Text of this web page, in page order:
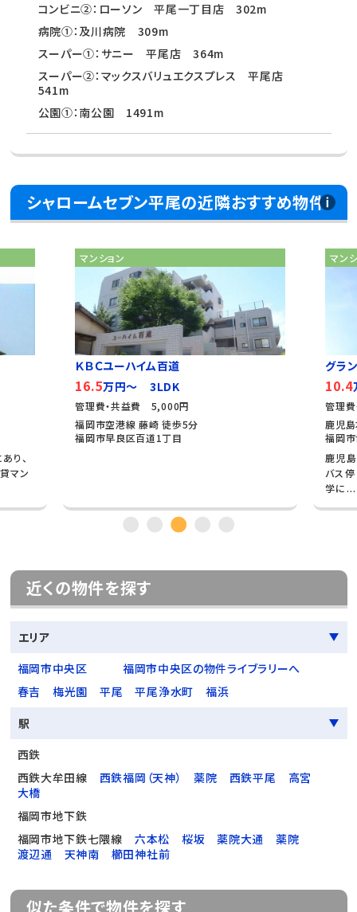
コンビニ②：ローソン 平尾一丁目店 302m
病院①：及川病院 309m
スーパー①：サニー 平尾店 364m
スーパー②：マックスバリュエクスプレス 平尾店
541m
公園①：南公園 1491m
シャロームセブン平尾の近隣おすすめ物件
り、
マン
マンション
ＫＢＣユーハイム百道
16.5万円～ 3LDK
管理費・共益費 5,000円
福岡市空港線 藤崎 徒歩5分
福岡市早良区百道1丁目
マン
グラ
10.4
管理
鹿児
福岡
鹿児
バス
学に...
近くの物件を探す
エリア
福岡市中央区
福岡市中央区の物件ライブラリーへ
春吉
梅光園 平尾 平尾浄水町
福浜
駅
西鉄
西鉄大牟田線
西鉄福岡（天神） 薬院 西鉄平尾
高宮
大橋
福岡市地下鉄
福岡市地下鉄七隈線
六本松 桜坂 薬院大通
薬院
渡辺通
天神南 櫛田神社前
似た条件で物件を探す